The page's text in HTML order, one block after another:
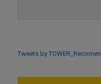
Tweets by TOWER_Recomen